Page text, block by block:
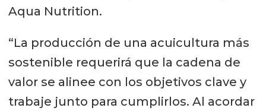
Aqua Nutrition.
“La producción de una acuicultura más
sostenible requerirá que la cadena de
valor se alinee con los objetivos clave y
trabaje junto para cumplirlos. Al acordar